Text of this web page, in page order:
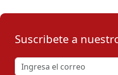
Suscribete a